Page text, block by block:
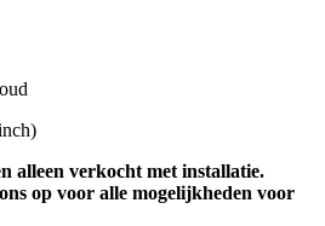
alleen verkocht met installatie.
op voor alle mogelijkheden voor